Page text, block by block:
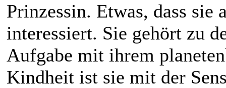
Prinzessin. Etwas, dass sie
interessiert. Sie gehört zu
Aufgabe mit ihrem
Kindheit ist sie mit der